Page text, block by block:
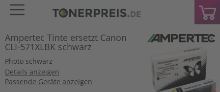
Ampertec Tinte ersetzt Canon
CLI-571XLBK schwarz
Photo schwarz
Details anzeigen
Passende Geräte anzeigen